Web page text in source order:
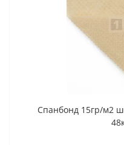
Спанбонд 15гр/м2